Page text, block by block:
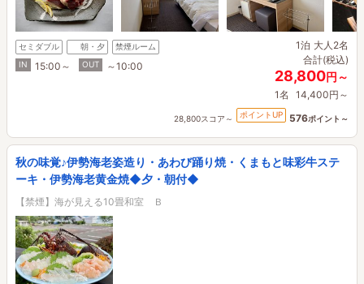
セミダブル 朝・夕
禁煙ルーム
IN
15:00～ OUT ～10:00
1泊 大人2名
合計(税込)
28,800円～
1名 14,400円～
28,800スコア～ ポイントUP 576ポイント～
秋の味覚♪伊勢海老姿造り・あわび踊り焼・くまもと味彩牛ステ
ーキ・伊勢海老黄金焼◆夕・朝付◆
【禁煙】海が見える10畳和室 Ｂ